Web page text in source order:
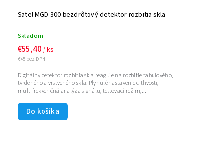
Satel MGD-300 bezdrôtový detektor rozbitia skla
Skladom
€45 bez DPH
€55,40 / ks
Do košíka
Digitálny detektor rozbitia skla reaguje na rozbitie tabuľového,
tvrdeného a vrstveného skla. Plynulé nastavenie citlivosti,
multifrekvenčná analýza signálu, testovací režim,...